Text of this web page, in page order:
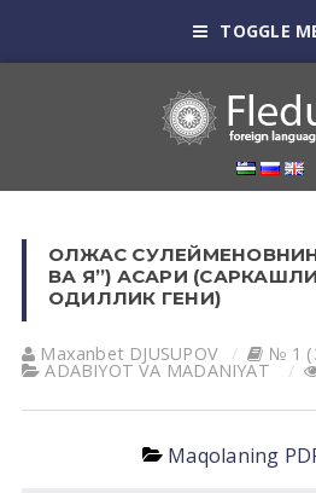
TOGGLE
ОЛЖАС
ВА Я”) АСАРИ
ОДИЛЛИК ГЕНИ)
Maxanbet DJUSUPOV № 1
АDАBIYOT VА MАDАNIYAT
Maqolaning